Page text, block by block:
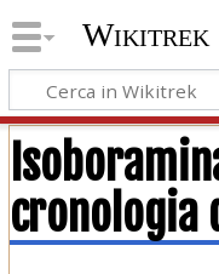
Wikitrek
cronologia